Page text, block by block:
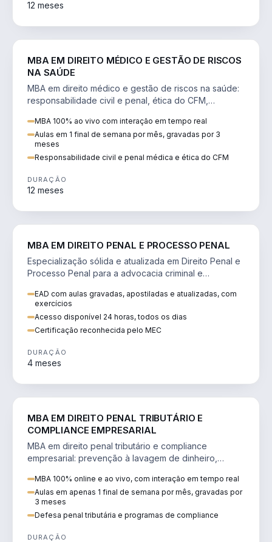
12 meses
MBA EM DIREITO MÉDICO E GESTÃO DE RISCOS
NA SAÚDE
MBA em direito médico e gestão de riscos na saúde:
responsabilidade civil e penal, ética do CFM,
MBA 100% ao vivo com interação em tempo real
Aulas em 1 final de semana por mês, gravadas por 3
meses
Responsabilidade civil e penal médica e ética do CFM
DURAÇÃO
12 meses
MBA EM DIREITO PENAL E PROCESSO PENAL
Especialização sólida e atualizada em Direito Penal e
Processo Penal para a advocacia criminal e
EAD com aulas gravadas, apostiladas e atualizadas, com
exercícios
Acesso disponível 24 horas, todos os dias
Certificação reconhecida pelo MEC
DURAÇÃO
4 meses
MBA EM DIREITO PENAL TRIBUTÁRIO E
COMPLIANCE EMPRESARIAL
MBA em direito penal tributário e compliance
empresarial: prevenção à lavagem de dinheiro,
MBA 100% online e ao vivo, com interação em tempo real
Aulas em apenas 1 final de semana por mês, gravadas por
3 meses
Defesa penal tributária e programas de compliance
DURAÇÃO